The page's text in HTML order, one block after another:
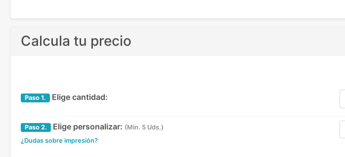
Calcula tu precio
Paso 1. Elige cantidad:
Paso 2. Elige personalizar: (Min. 5 Uds.)
¿Dudas sobre impresión?